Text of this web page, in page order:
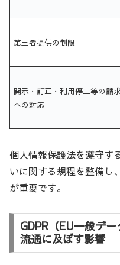
第三者提供の制限
開示・訂正・利用停止等の請求
への対応
個人情報保護法を遵守す
いに関する規程を整備し
が重要です。
GDPR（EU一般デ
流通に及ぼす影響